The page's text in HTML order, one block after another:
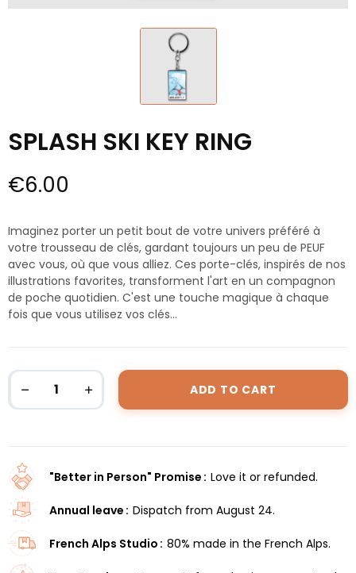
SPLASH SKI KEY RING
€6.00
Imaginez porter un petit bout de votre univers préféré à
votre trousseau de clés, gardant toujours un peu de PEUF
avec vous, où que vous alliez. Ces porte-clés, inspirés de nos
illustrations favorites, transforment l'art en un compagnon
de poche quotidien. C'est une touche magique à chaque
fois que vous utilisez vos clés...
ADD TO CART
"Better in Person" Promise Love it or refunded.
Annual leave Dispatch from August 24.
French Alps Studio 80% made in the French Alps.